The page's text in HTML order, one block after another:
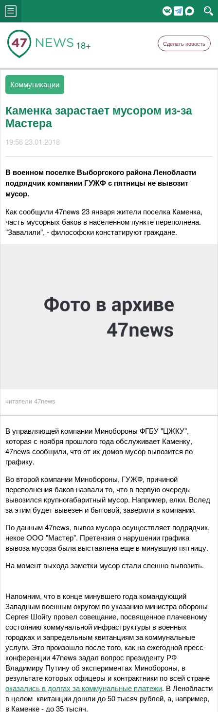
18+ Сделать новость
Коммуникации
Каменка зарастает мусором из-за
Мастера
19:56 23.01.2018
В военном поселке Выборгского района Ленобласти
подрядчик компании ГУЖФ с пятницы не вывозит
мусор.
Как сообщили 47news 23 января жители поселка Каменка,
часть мусорных баков в населенном пункте переполнена.
"Завалили", - философски констатируют граждане.
читатели 47news
В управляющей компании Минобороны ФГБУ "ЦЖКУ",
которая с ноября прошлого года обслуживает Каменку,
47news сообщили, что от их домов мусор вывозится по
графику.
Во второй компании Минобороны, ГУЖФ, причиной
переполнения баков назвали то, что в первую очередь
вывозился крупногабаритный мусор. Например, елки. Вслед
за этим будет вывезен и бытовой, заверили в компании.
По данным 47news, вывоз мусора осуществляет подрядчик,
некое ООО "Мастер". Претензия о нарушении графика
вывоза мусора была выставлена еще в минувшую пятницу.
На момент выхода заметки мусор стали спешно вывозить.
Напомним, что в конце минувшего года командующий
Западным военным округом по указанию министра обороны
Сергея Шойгу провел совещание, посвященное плачевному
состоянию коммунальной инфраструктуры в военных
городках и запредельным квитанциям за коммунальные
услуги. Это произошло после того, как на ежегодной пресс-
конференции 47news задал вопрос президенту РФ
Владимиру Путину об экспериментах Минобороны, в
результате которых офицеры и контрактники по всей стране
оказались в долгах за коммунальные платежи. В Ленобласти
в целом квитанции дошли до 50 тысяч рублей, а, например,
в Каменке - до 35 тысяч.